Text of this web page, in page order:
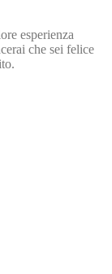
esperienza
che sei felice